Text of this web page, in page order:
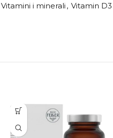
Vitamini i minerali , Vitamin D3